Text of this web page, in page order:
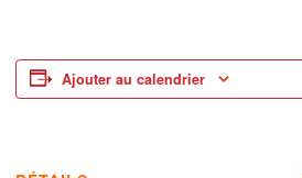
Ajouter au calendrier